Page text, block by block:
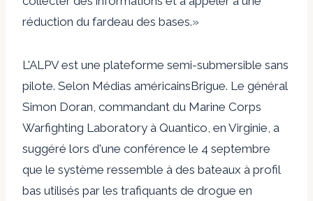
réduction du fardeau des bases.»
L'ALPV est une plateforme semi-submersible sans
pilote. Selon Médias américainsBrigue. Le général
Simon Doran, commandant du Marine Corps
Warfighting Laboratory à Quantico, en Virginie, a
suggéré lors d'une conférence le 4 septembre
que le système ressemble à des bateaux à profil
bas utilisés par les trafiquants de drogue en